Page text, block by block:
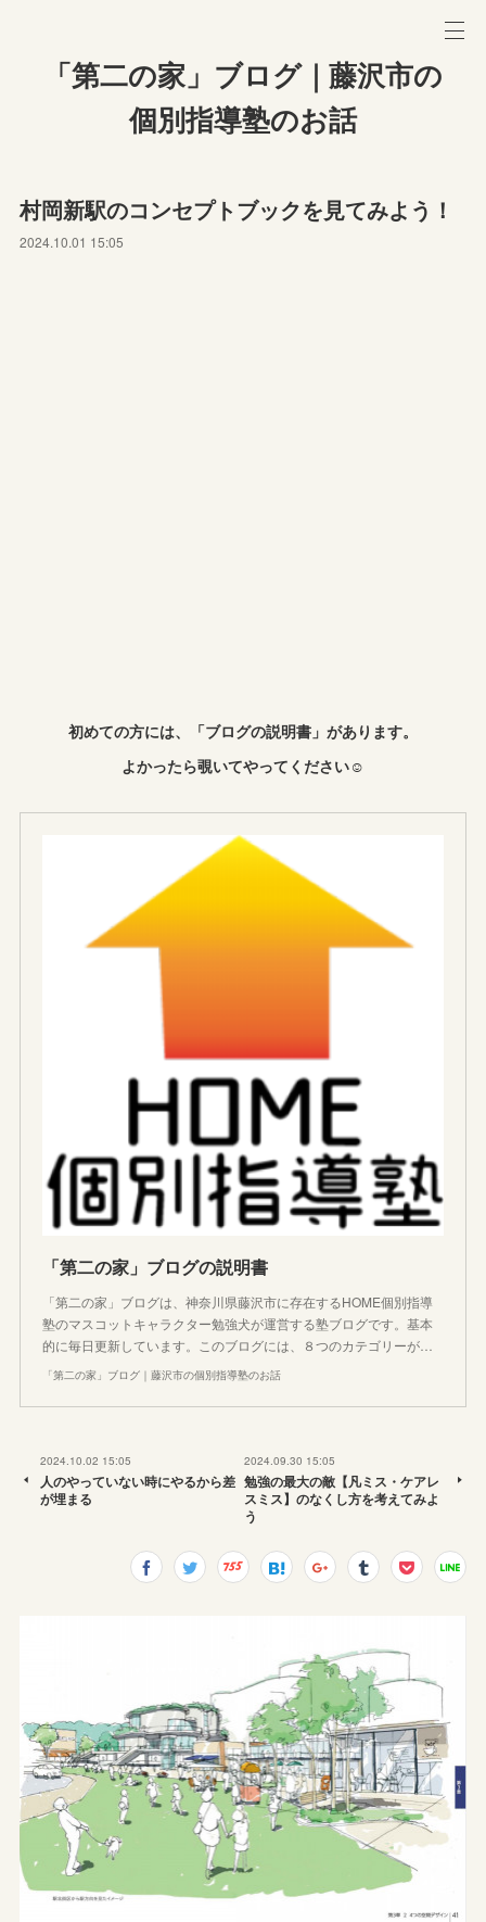
「第二の家」ブログ｜藤沢市の
個別指導塾のお話
村岡新駅のコンセプトブックを見てみよう！
2024.10.01 15:05
初めての方には、「ブログの説明書」があります。
よかったら覗いてやってください☺︎
「第二の家」ブログの説明書
「第二の家」ブログは、神奈川県藤沢市に存在するHOME個別指導
塾のマスコットキャラクター勉強犬が運営する塾ブログです。基本
的に毎日更新しています。このブログには、８つのカテゴリーが…
「第二の家」ブログ｜藤沢市の個別指導塾のお話
2024.10.02 15:05
人のやっていない時にやるから差
が埋まる
2024.09.30 15:05
勉強の最大の敵【凡ミス・ケアレ
スミス】のなくし方を考えてみよ
う